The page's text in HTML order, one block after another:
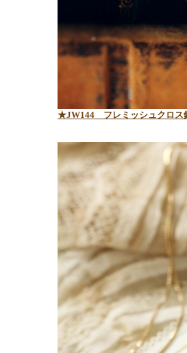
★JW144 フレミッシュクロス